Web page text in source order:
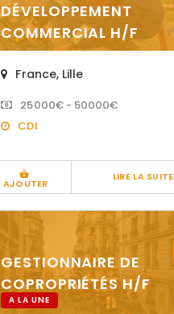
DÉVELOPPEMENT
COMMERCIAL H/F
France, Lille
25000€ - 50000€
CDI
AJOUTER
LIRE LA SUITE
GESTIONNAIRE DE
COPROPRIÉTÉS H/F
A LA UNE